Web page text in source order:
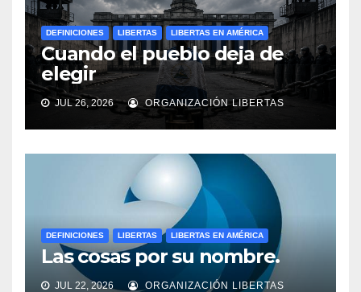
DEFINICIONES LIBERTAS LIBERTAS EN AMÉRICA
Cuando el pueblo deja de
elegir
JUL 26, 2026 ORGANIZACIÓN LIBERTAS
DEFINICIONES LIBERTAS LIBERTAS EN AMÉRICA
Las cosas por su nombre.
JUL 22, 2026 ORGANIZACIÓN LIBERTAS